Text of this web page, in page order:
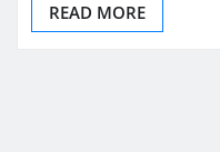
READ MORE